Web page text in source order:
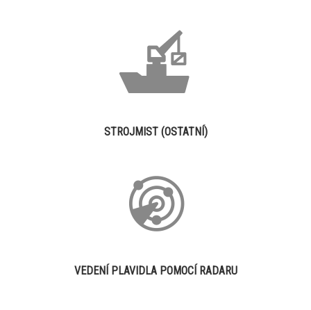
STROJMIST (OSTATNÍ)
VEDENÍ PLAVIDLA POMOCÍ RADARU